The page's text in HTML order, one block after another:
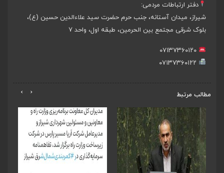
دفتر ارتباطات مردمی:
شیراز، میدان آستانه، جنب حرم حضرت سید علاءالدین حسین (ع)،
بلوک شرقی مجتمع بین الحرمین، طبقه اول، واحد ۷
مطالب مرتبط ‹
›